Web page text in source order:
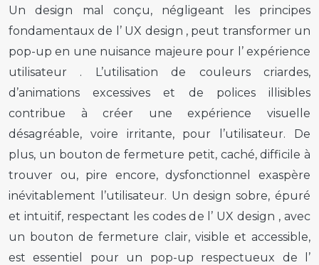
Un design mal conçu, négligeant les principes
fondamentaux de l’ UX design , peut transformer un
pop-upen une nuisance majeure pour l’expérience
utilisateur . L’utilisation de couleurs criardes,
d’animations excessives et de polices illisibles
contribue à créer une expérience visuelle
désagréable, voire irritante, pour l’utilisateur. De
plus, un bouton de fermeture petit, caché, difficile à
trouver ou, pire encore, dysfonctionnel exaspère
inévitablement l’utilisateur. Un design sobre, épuré
et intuitif, respectant les codes de l’ UX design , avec
un bouton de fermeture clair, visible et accessible,
est essentiel pour un pop-up respectueux de l’